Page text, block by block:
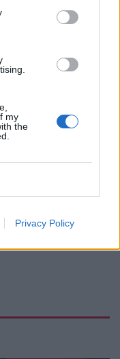
my
the
Privacy Policy